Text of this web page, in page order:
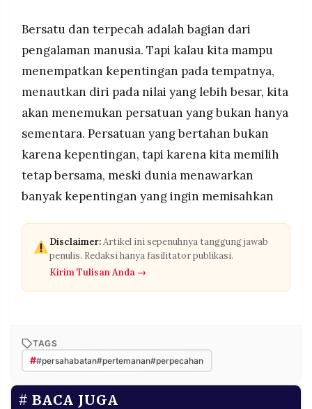
Bersatu dan terpecah adalah bagian dari
pengalaman manusia. Tapi kalau kita mampu
menempatkan kepentingan pada tempatnya,
menautkan diri pada nilai yang lebih besar, kita
akan menemukan persatuan yang bukan hanya
sementara. Persatuan yang bertahan bukan
karena kepentingan, tapi karena kita memilih
tetap bersama, meski dunia menawarkan
banyak kepentingan yang ingin memisahkan
Disclaimer:Artikel ini sepenuhnya tanggung jawab
penulis. Redaksi hanya fasilitator publikasi.
Kirim Tulisan Anda →
TAGS
##persahabatan#pertemanan#perpecahan
BACA JUGA